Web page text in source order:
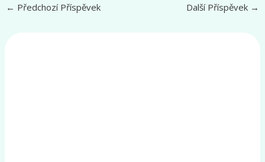
← Předchozí Příspěvek Další Příspěvek →